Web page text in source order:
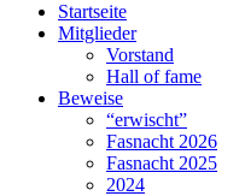
Startseite
Mitglieder
Vorstand
Hall of fame
Beweise
“erwischt”
Fasnacht 2026
Fasnacht 2025
2024